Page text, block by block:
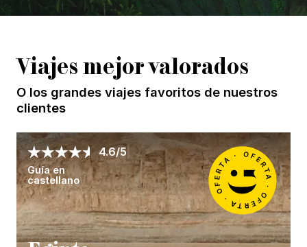
Viajes mejor valorados
O los grandes viajes favoritos de nuestros
clientes
4.6/5
Guía en
castellano